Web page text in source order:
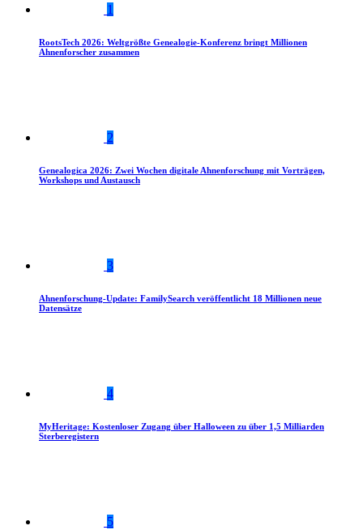
1
RootsTech 2026: Weltgrößte Genealogie-Konferenz bringt Millionen
Ahnenforscher zusammen
2
Genealogica 2026: Zwei Wochen digitale Ahnenforschung mit Vorträgen,
Workshops und Austausch
3
Ahnenforschung-Update: FamilySearch veröffentlicht 18 Millionen neue
Datensätze
4
MyHeritage: Kostenloser Zugang über Halloween zu über 1,5 Milliarden
Sterberegistern
5